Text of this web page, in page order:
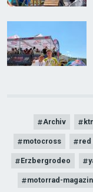
Archiv
motocross red
Erzbergrodeo
motorrad-magazin